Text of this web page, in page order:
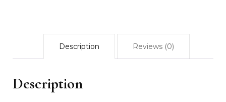
Description Reviews (0)
Description